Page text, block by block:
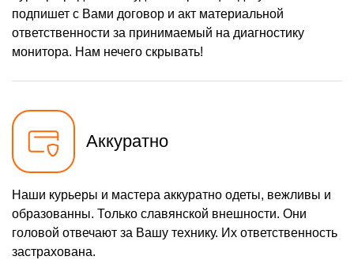
подпишет с Вами договор и акт материальной
ответственности за принимаемый на диагностику
монитора. Нам нечего скрывать!
Аккуратно
Наши курьеры и мастера аккуратно одеты, вежливы и
образованны. Только славянской внешности. Они
головой отвечают за Вашу технику. Их ответственность
застрахована.